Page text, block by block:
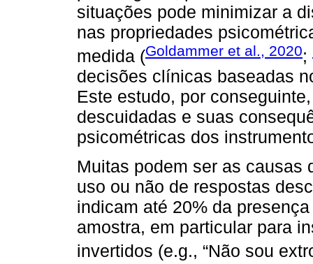
situações pode minimizar a
nas propriedades
medida (Goldammer et al., 2020;
decisões clínicas baseadas
Este estudo, por
descuidadas e suas
psicométricas dos
Muitas podem ser as causas
uso ou não de respostas
indicam até 20% da
amostra, em particular para
invertidos (e.g., “Não sou